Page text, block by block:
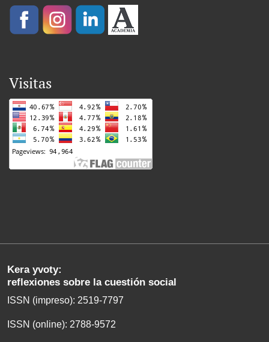
Visitas
Kera yvoty:
reflexiones sobre la cuestión social
ISSN (impreso): 2519-7797
ISSN (online): 2788-9572